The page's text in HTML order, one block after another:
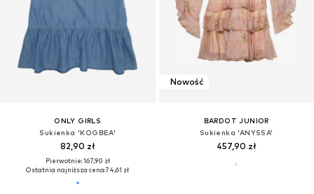
ONLY GIRLS
Sukienka 'KOGBEA'
82,90 zł
Pierwotnie: 167,90 zł
Ostatnia najniższa cena:74,61 zł
Nowość
BARDOT JUNIOR
Sukienka 'ANYSSA'
457,90 zł